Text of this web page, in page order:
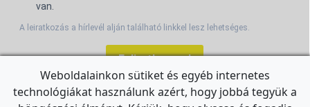
van.
A leiratkozás a hírlevél alján található linkkel lesz lehetséges.
Feliratkozom!
Weboldalainkon sütiket és egyéb internetes
technológiákat használunk azért, hogy jobbá tegyük a